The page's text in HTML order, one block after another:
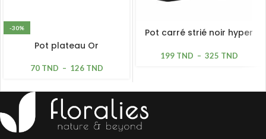
-30%
Pot plateau Or
70 TND – 126 TND
Pot carré strié noir hyper
199 TND – 325 TND